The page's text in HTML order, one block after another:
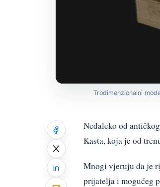
Trodimenzionalni
Nedaleko od
Kasta, koja je od
Mnogi vjeruju da je
prijatelja i mogućeg